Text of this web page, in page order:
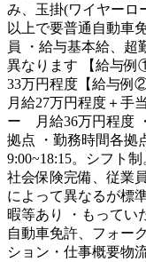
み、玉掛(ワイヤーロ
以上で要普通自動車
員 ・給与基本給、超
異なります 【給与
33万円程度【給与例
月給27万円程度＋手
ー 月給36万円程度
拠点 ・勤務時間各拠
9:00~18:15。シフト
社会保険完備、従業
によって異なるが標
暇等あり ・もってい
自動車免許、フォー
ション・仕事概要物